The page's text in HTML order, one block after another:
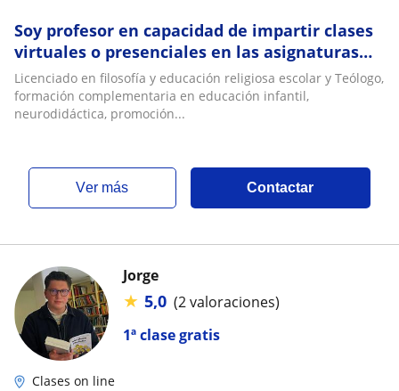
Soy profesor en capacidad de impartir clases
virtuales o presenciales en las asignaturas
relacionadas anteriormente
Licenciado en filosofía y educación religiosa escolar y Teólogo,
formación complementaria en educación infantil,
neurodidáctica, promoción...
ver más Contactar
1ª clase gratis
Jorge
★ 5,0 (2 valoraciones)
Clases on line